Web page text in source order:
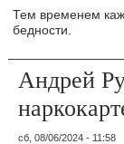
Тем временем
бедности.
Андрей
сб, 08/06/2024 - 11:58